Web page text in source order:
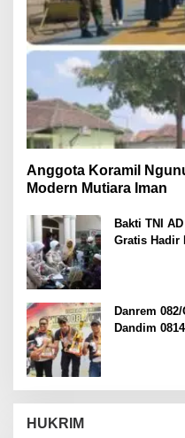
Anggota Koramil
Modern Mutiara Iman
Bakti TNI
Gratis Hadir
Danrem
Dandim
HUKRIM